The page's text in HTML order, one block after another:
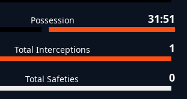
Possession 31:51
Total Interceptions 1
Total Safeties 0